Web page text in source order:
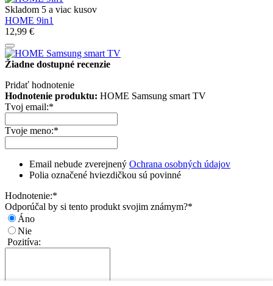
Skladom 5 a viac kusov
HOME 9in1
12,99 €
Žiadne dostupné recenzie
Pridať hodnotenie
Hodnotenie produktu: HOME Samsung smart TV
Tvoj email:*
Tvoje meno:*
Email nebude zverejnený Ochrana osobných údajov
Polia označené hviezdičkou sú povinné
Hodnotenie:*
Odporúčal by si tento produkt svojim známym?*
Áno
Nie
Pozitíva: